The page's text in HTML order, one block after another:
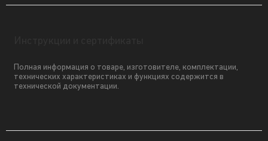
Полная информация о товаре, изготовителе, комплектации,
технических характеристиках и функциях содержится в
технической документации.